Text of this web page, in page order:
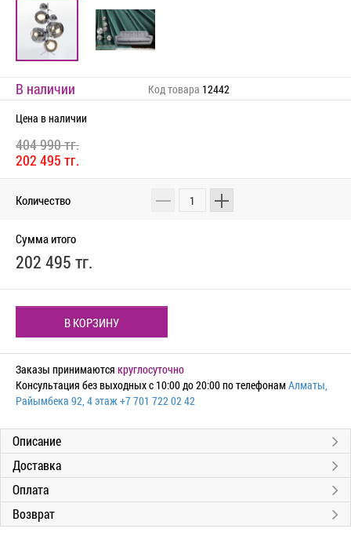
В наличии Код товара 12442
Цена в наличии
404 990 тг.
202 495 тг.
Количество
Сумма итого
202 495 тг.
В КОРЗИНУ
Заказы принимаются круглосуточно
Консультация без выходных с 10:00 до 20:00 по телефонамАлматы,
Райымбека 92, 4 этаж+7 701 722 02 42
Описание
Доставка
Оплата
Возврат